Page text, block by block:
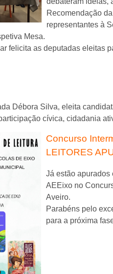
Recomendação
representantes à
Mesa.
felicita as deputadas eleitas
Débora Silva, eleita
cívica, cidadania
Concurso
LEITORES
Já estão apurados
AEEixo no
Aveiro.
Parabéns pelo
para a próxima